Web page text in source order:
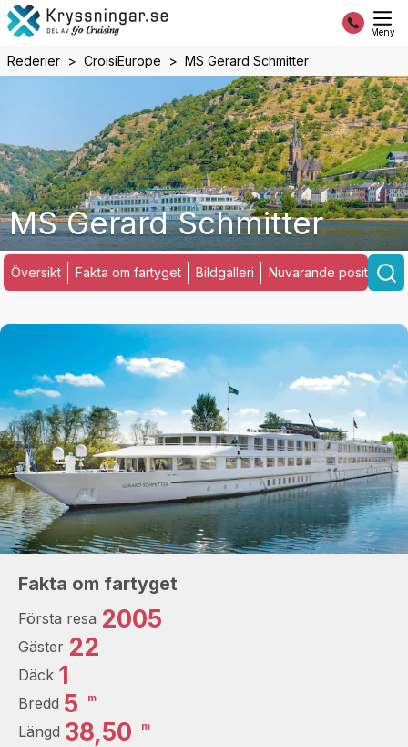
Meny
Rederier CroisiEurope MS Gerard Schmitter
MS Gerard Schmitter
Översikt Fakta om fartyget Bildgalleri Nuvarande position
Fakta om fartyget
Första resa 2005
Gäster 22
Däck 1
Bredd 5 m
Längd 38,50 m